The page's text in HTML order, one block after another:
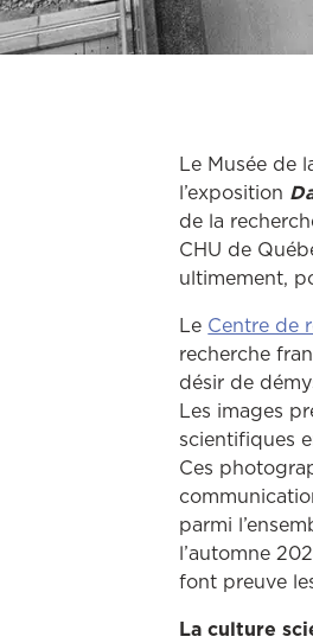
Le Musée de
l’exposition
de la
CHU de
ultimement,
Le Centre de
recherche
désir de
Les images
scientifiques
Ces
parmi
l’automne
font preuve
La culture